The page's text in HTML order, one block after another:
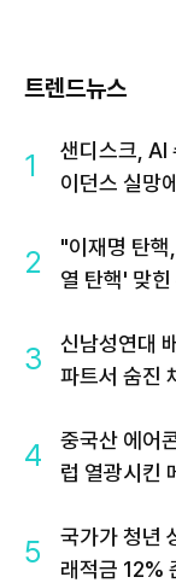
트렌드뉴스
1
샌디스크,
이던스 실망
2
"이재명 탄핵
열 탄핵' 맞
3
신남성연대
파트서 숨진
4
중국산 에어
럽 열광시킨
5
국가가 청년
래적금 12%